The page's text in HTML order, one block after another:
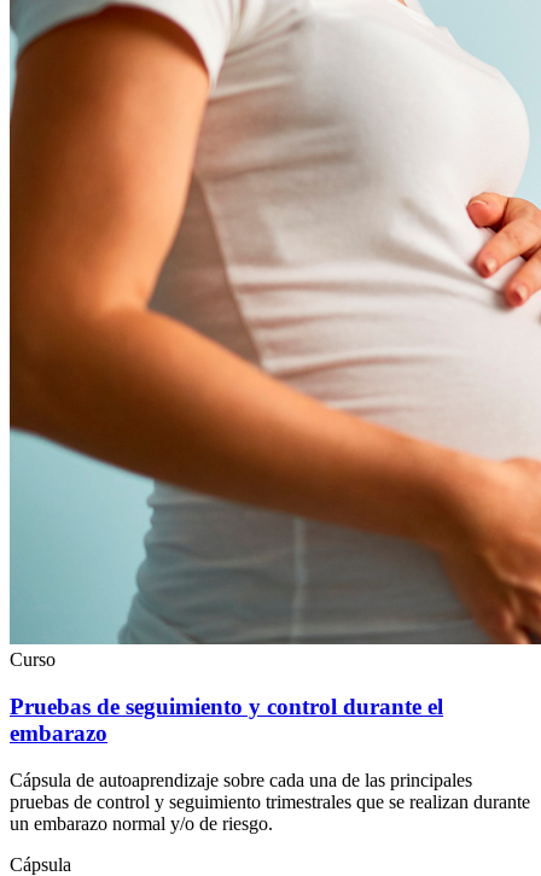
Curso
Pruebas de seguimiento y control durante el
embarazo
Cápsula de autoaprendizaje sobre cada una de las principales
pruebas de control y seguimiento trimestrales que se realizan durante
un embarazo normal y/o de riesgo.
Cápsula